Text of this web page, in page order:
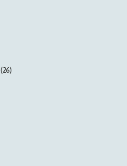
(26)